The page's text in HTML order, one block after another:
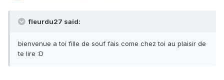
fleurdu27 said:
bienvenue a toi fille de souf fais come chez toi au plaisir de
te lire :D